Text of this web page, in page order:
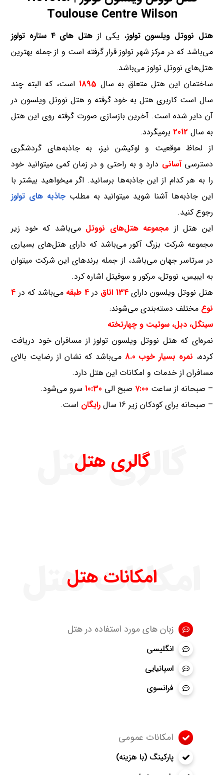
Toulouse Centre Wilson
هتل نووتل ویلسون تولوز، یکی ازهتل های 4 ستاره تولوز
می‌باشد که در مرکز شهر تولوز قرار گرفته است و از جمله بهترین
هتل‌های نووتل تولوز می‌باشد.
ساختمان این هتل متعلق به سال 1895 است، که البته چند
سال است کاربری هتل به خود گرفته و هتل نووتل ویلسون در
آن دایر شده است. آخرین بازسازی صورت گرفته روی این هتل
به سال 2012 برمیگردد.
از لحاظ موقعیت و لوکیشن نیز، به جاذبه‌های گردشگری
دسترسیآسانی دارد و به راحتی و در زمان کمی میتوانید خود
را به هر کدام از این جاذبه‌ها برسانید. اگر میخواهید بیشتر با
این جاذبه‌ها آشنا شوید میتوانید به مطلب جاذبه های تولوز
رجوع کنید.
این هتل از مجموعه هتل‌‌های نووتلمی‌باشد که خود زیر
مجموعه شرکت بزرگ آکور می‌باشد که دارای هتل‌های بسیاری
در سرتاسر جهان می‌باشد، از جمله برندهای این شرکت میتوان
به ایبیس، نووتل، مرکور و سوفیتل اشاره کرد.
هتل نووتل ویلسون دارای134 اتاق در4 طبقه می‌باشد که در 4
نوع مختلف دسته‌بندی می‌شوند:
سینگل، دبل، سوئیت و چهارتخته
نمره‌ای که هتل نووتل ویلسون تولوز از مسافران خود دریافت
کرده، نمره بسیار خوب 8.0
می‌باشد که نشان از رضایت بالای
مسافران از خدمات و امکانات این هتل دارد.
– صبحانه از ساعت 7:00 صبح الی 10:30 سرو می‌شود.
– صبحانه برای کودکان زیر 16 سال
رایگان است.
گالری هتل
گالری هتل
امکانات هتل
امکانات هتل
زبان های مورد استفاده در هتل
انگلیسی
اسپانیایی
فرانسوی
امکانات عمومی
پارکینگ (با هزینه)